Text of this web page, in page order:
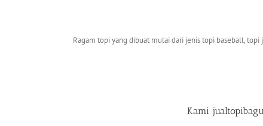
Ragam topi yang dibuat mulai dari jenis topi baseball,
Kami